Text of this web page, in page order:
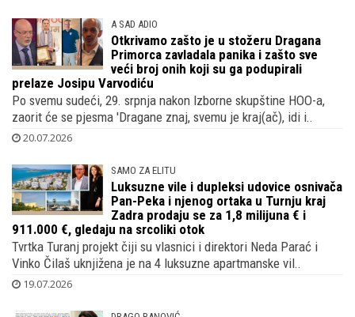
A SAD ADIO
Otkrivamo zašto je u stožeru Dragana
Primorca zavladala panika i zašto sve
veći broj onih koji su ga podupirali
prelaze Josipu Varvodiću
Po svemu sudeći, 29. srpnja nakon Izborne skupštine HOO-a,
zaorit će se pjesma 'Dragane znaj, svemu je kraj(ač), idi i..
20.07.2026
SAMO ZA ELITU
Luksuzne vile i dupleksi udovice osnivača
Pan-Peka i njenog ortaka u Turnju kraj
Zadra prodaju se za 1,8 milijuna € i
911.000 €, gledaju na srcoliki otok
Tvrtka Turanj projekt čiji su vlasnici i direktori Neda Parać i
Vinko Čilaš uknjižena je na 4 luksuzne apartmanske vil..
19.07.2026